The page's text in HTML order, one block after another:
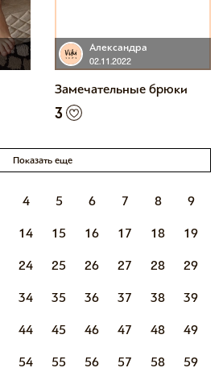
Александра
02.11.2022
Замечательные брюки
3
Показать еще
4 5 6 7 8 9
14 15 16 17 18 19
24 25 26 27 28 29
34 35 36 37 38 39
44 45 46 47 48 49
54 55 56 57 58 59